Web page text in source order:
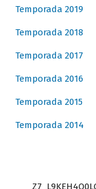
Temporada 2019
Temporada 2018
Temporada 2017
Temporada 2016
Temporada 2015
Temporada 2014